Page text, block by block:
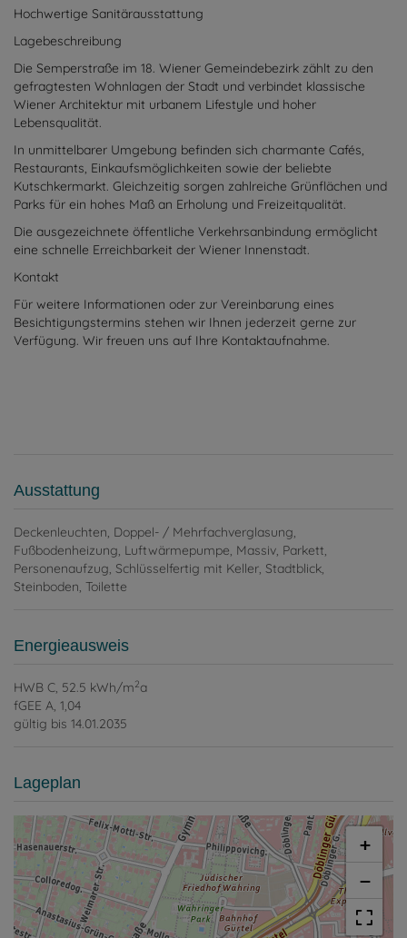
Hochwertige Sanitärausstattung
Lagebeschreibung
Die Semperstraße im 18. Wiener Gemeindebezirk zählt zu den
gefragtesten Wohnlagen der Stadt und verbindet klassische
Wiener Architektur mit urbanem Lifestyle und hoher
Lebensqualität.
In unmittelbarer Umgebung befinden sich charmante Cafés,
Restaurants, Einkaufsmöglichkeiten sowie der beliebte
Kutschkermarkt. Gleichzeitig sorgen zahlreiche Grünflächen und
Parks für ein hohes Maß an Erholung und Freizeitqualität.
Die ausgezeichnete öffentliche Verkehrsanbindung ermöglicht
eine schnelle Erreichbarkeit der Wiener Innenstadt.
Kontakt
Für weitere Informationen oder zur Vereinbarung eines
Besichtigungstermins stehen wir Ihnen jederzeit gerne zur
Verfügung. Wir freuen uns auf Ihre Kontaktaufnahme.
Ausstattung
Deckenleuchten Doppel- / Mehrfachverglasung
Fußbodenheizung Luftwärmepumpe Massiv Parkett
Personenaufzug Schlüsselfertig mit Keller Stadtblick
Steinboden Toilette
Energieausweis
HWB C, 52.5 kWh/m2a
fGEE A, 1,04
gültig bis 14.01.2035
Lageplan
+
−